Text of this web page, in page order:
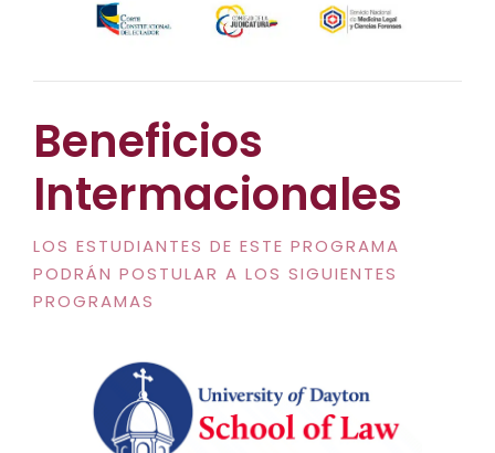
Beneficios
Intermacionales
LOS ESTUDIANTES DE ESTE PROGRAMA
PODRÁN POSTULAR A LOS SIGUIENTES
PROGRAMAS